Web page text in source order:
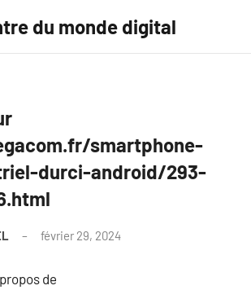
du monde digital
smartphone-
durci-android/293-
février 29, 2024
de